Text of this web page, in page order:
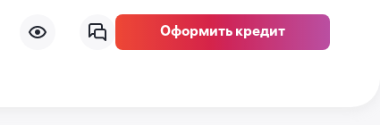
Оформить кредит